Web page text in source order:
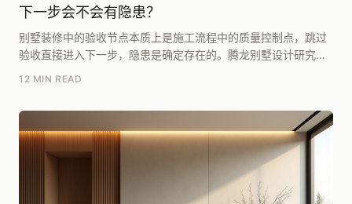
下一步会不会有隐患？
别墅装修中的验收节点本质上是施工流程中的质量控制点，跳过
验收直接进入下一步，隐患是确定存在的。腾龙别墅设计研究院
12 MIN READ